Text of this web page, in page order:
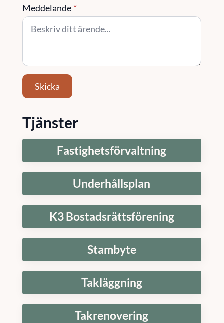
Meddelande *
Skicka
Tjänster
Fastighetsförvaltning
Underhållsplan
K3 Bostadsrättsförening
Stambyte
Takläggning
Takrenovering